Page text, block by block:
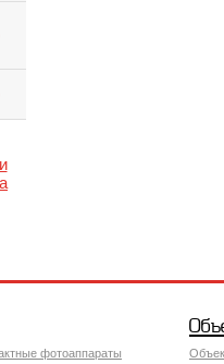
фотоаппараты